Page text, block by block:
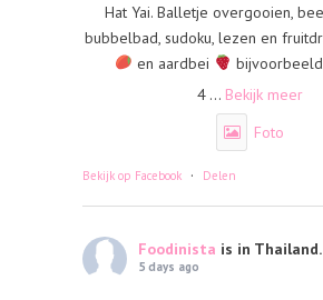
Hat Yai. Balletje overgooien,
bubbelbad, sudoku, lezen en
en aardbei
4 ... Bekijk meer
Foto
Bekijk op Facebook · Delen
Foodinista is in Thailand.
5 days ago